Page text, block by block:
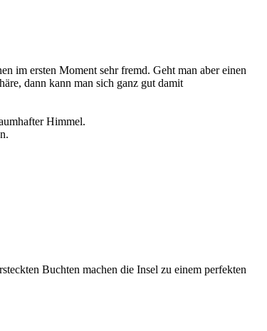
im ersten Moment sehr fremd. Geht man aber einen
dann kann man sich ganz gut damit
Himmel.
Buchten machen die Insel zu einem perfekten